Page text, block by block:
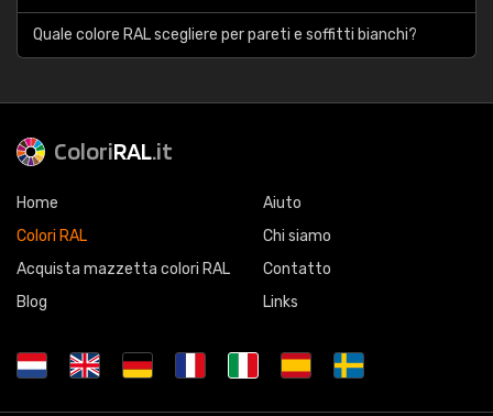
Quale colore RAL scegliere per pareti e soffitti bianchi?
ColoriRAL.it
Home
Colori RAL
Acquista mazzetta colori RAL
Blog
Aiuto
Chi siamo
Contatto
Links